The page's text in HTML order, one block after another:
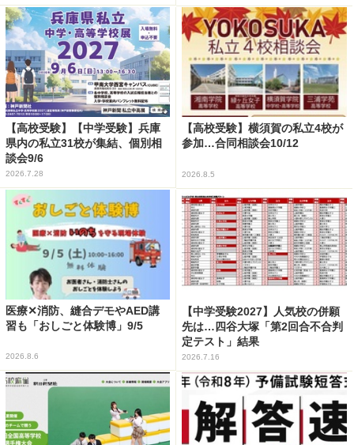
【高校受験】【中学受験】兵庫
県内の私立31校が集結、個別相
談会9/6
2026.7.28
【高校受験】横須賀の私立4校が
参加…合同相談会10/12
2026.8.5
医療✕消防、縫合デモやAED講
習も「おしごと体験博」9/5
2026.8.6
【中学受験2027】人気校の併願
先は…四谷大塚「第2回合不合判
定テスト」結果
2026.7.16